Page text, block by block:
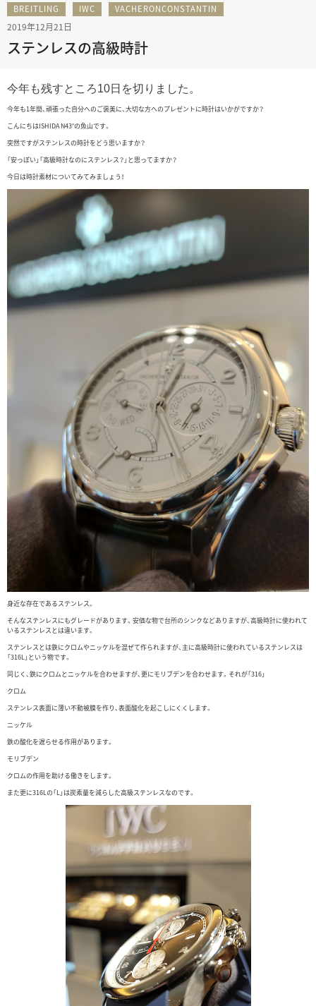
BREITLING IWC VACHERONCONSTANTIN
2019年12月21日
ステンレスの高級時計
今年も残すところ10日を切りました。
今年も1年間、頑張った自分へのご褒美に、大切な方へのプレゼントに時計はいかがですか？
こんにちはISHIDA N43°の魚山です。
突然ですがステンレスの時計をどう思いますか？
「安っぽい」「高級時計なのにステンレス？」と思ってますか？
今日は時計素材についてみてみましょう！
身近な存在であるステンレス。
そんなステンレスにもグレードがあります。安価な物で台所のシンクなどありますが、高級時計に使われて
いるステンレスとは違います。
ステンレスとは鉄にクロムやニッケルを混ぜて作られますが、主に高級時計に使われているステンレスは
「316L」という物です。
同じく、鉄にクロムとニッケルを合わせますが、更にモリブデンを合わせます。それが「316」
クロム
ステンレス表面に薄い不動被膜を作り、表面酸化を起こしにくくします。
ニッケル
鉄の酸化を遅らせる作用があります。
モリブデン
クロムの作用を助ける働きをします。
また更に316Lの「L」は炭素量を減らした高級ステンレスなのです。